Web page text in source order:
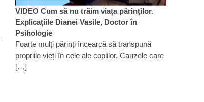
VIDEO Cum să nu trăim viața părinților.
Explicațiile Dianei Vasile, Doctor în
Psihologie
Foarte mulți părinți încearcă să transpună
propriile vieți în cele ale copiilor. Cauzele care
[…]